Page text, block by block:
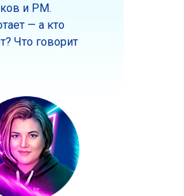
и PM.
— а кто
Что говорит